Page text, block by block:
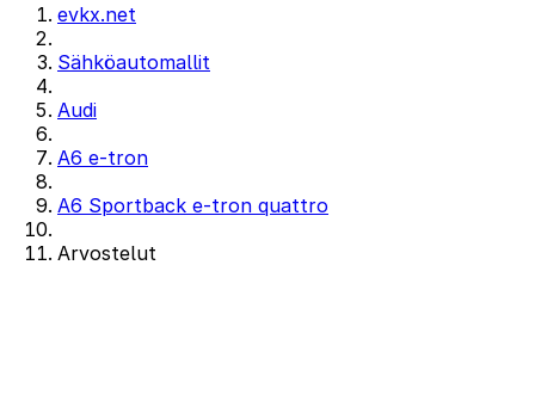
evkx.net
Sähköautomallit
Audi
A6 e-tron
A6 Sportback e-tron quattro
Arvostelut